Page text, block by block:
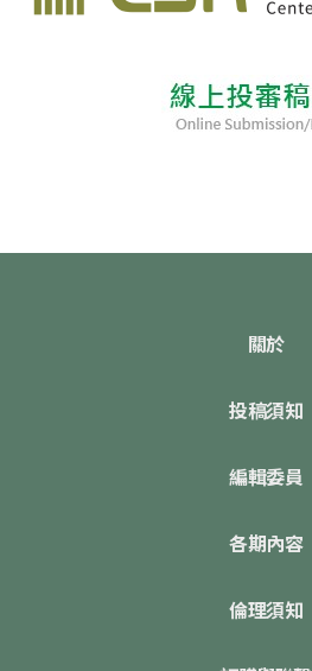
關於
投稿須知
編輯委員
各期內容
倫理須知